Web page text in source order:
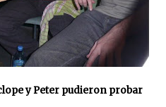
y Peter pudieron probar